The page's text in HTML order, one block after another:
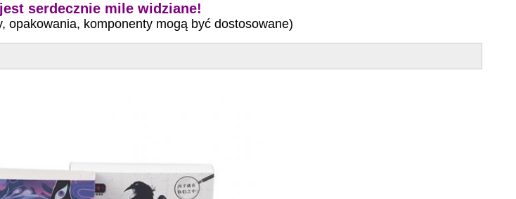
serdecznie mile widziane!
opakowania, komponenty mogą być dostosowane)